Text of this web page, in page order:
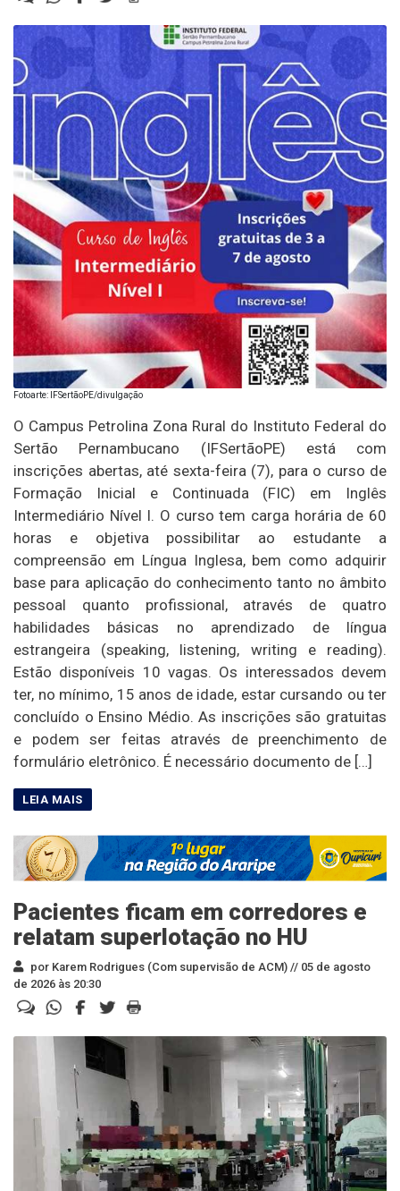
Fotoarte: IFSertãoPE/divulgação
O Campus Petrolina Zona Rural do Instituto Federal do
Sertão Pernambucano (IFSertãoPE) está com
inscrições abertas, até sexta-feira (7), para o curso de
Formação Inicial e Continuada (FIC) em Inglês
Intermediário Nível I. O curso tem carga horária de 60
horas e objetiva possibilitar ao estudante a
compreensão em Língua Inglesa, bem como adquirir
base para aplicação do conhecimento tanto no âmbito
pessoal quanto profissional, através de quatro
habilidades básicas no aprendizado de língua
estrangeira (speaking, listening, writing e reading).
Estão disponíveis 10 vagas. Os interessados devem
ter, no mínimo, 15 anos de idade, estar cursando ou ter
concluído o Ensino Médio. As inscrições são gratuitas
e podem ser feitas através de preenchimento de
formulário eletrônico. É necessário documento de […]
Pacientes ficam em corredores e
relatam superlotação no HU
por Karem Rodrigues (Com supervisão de ACM) // 05 de agosto
de 2026 às 20:30